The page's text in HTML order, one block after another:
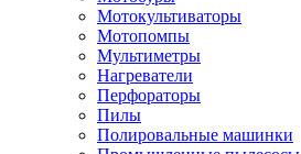
Мотокультиваторы
Мотопомпы
Мультиметры
Нагреватели
Перфораторы
Пилы
Полировальные машинки